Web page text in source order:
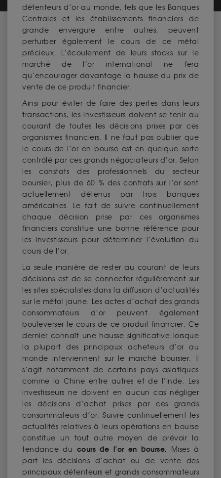
détenteurs d’or au monde, tels que les Banques
Centrales et les établissements financiers de
grande envergure entre autres, peuvent
perturber également le cours de ce métal
précieux. L’écoulement de leurs stocks sur le
marché de l’or international ne fera
qu’encourager davantage la hausse du prix de
vente de ce produit financier.
Ainsi pour éviter de faire des pertes dans leurs
transactions, les investisseurs doivent se tenir au
courant de toutes les décisions prises par ces
organismes financiers. Il ne faut pas oublier que
le cours de l’or en bourse est en quelque sorte
contrôlé par ces grands négociateurs d’or. Selon
les constats des professionnels du secteur
boursier, plus de 60 % des contrats sur l’or sont
actuellement détenus par trois banques
américaines. Le fait de suivre continuellement
chaque décision prise par ces organismes
financiers constitue une bonne référence pour
les investisseurs pour déterminer l’évolution du
cours de l’or.
La seule manière de rester au courant de leurs
décisions est de se connecter régulièrement sur
les sites spécialistes dans la diffusion d’actualités
sur le métal jaune. Les actes d’achat des grands
consommateurs d’or peuvent également
bouleverser le cours de ce produit financier. Ce
dernier connaît une hausse significative lorsque
la plupart des principaux acheteurs d’or au
monde interviennent sur le marché boursier. Il
s’agit notamment de certains pays asiatiques
comme la Chine entre autres et de l’Inde. Les
investisseurs ne doivent en aucun cas négliger
les décisions d’achat prises par ces grands
consommateurs d’or. Suivre continuellement les
actualités relatives à leurs opérations en bourse
constitue un tout autre moyen de prévoir la
tendance du cours de l’or en bourse. Mises à
part les décisions d’achat ou de vente des
principaux détenteurs et grands consommateurs